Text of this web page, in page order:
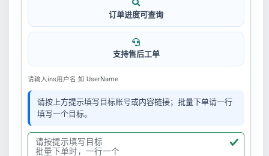
订单进度可查询
支持售后工单
请输入ins用户名 如 UserName
请按上方提示填写目标账号或内容链接；批量下单请一行
填写一个目标。